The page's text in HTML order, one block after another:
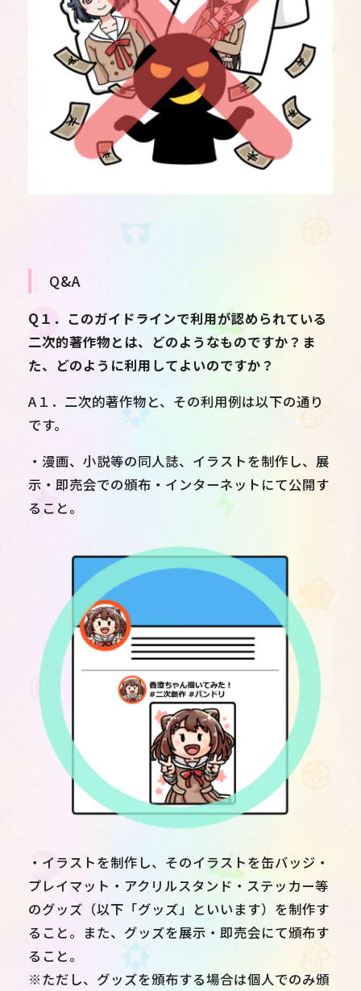
Q&A
Q１．このガイドラインで利用が認められている
二次的著作物とは、どのようなものですか？ま
た、どのように利用してよいのですか？
A１．二次的著作物と、その利用例は以下の通り
です。
・漫画、小説等の同人誌、イラストを制作し、展
示・即売会での頒布・インターネットにて公開す
ること。
・イラストを制作し、そのイラストを缶バッジ・
プレイマット・アクリルスタンド・ステッカー等
のグッズ（以下「グッズ」といいます）を制作す
ること。また、グッズを展示・即売会にて頒布す
ること。
※ただし、グッズを頒布する場合は個人でのみ頒